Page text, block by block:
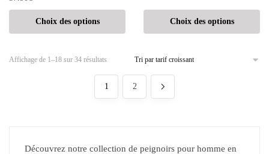
Choix des options Choix des options
Affichage de 1–18 sur 34 résultats
1 2
Découvrez notre collection de peignoirs pour homme en